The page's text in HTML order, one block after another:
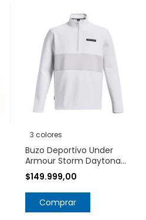
3 colores
Buzo Deportivo Under
Armour Storm Daytona
Half Zip 1379723
$149.999,00
Comprar